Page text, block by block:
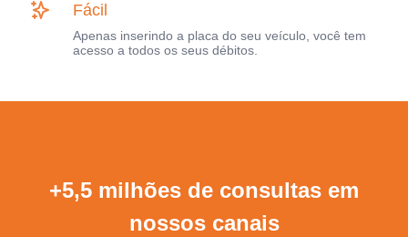
Fácil
Apenas inserindo a placa do seu veículo, você tem
acesso a todos os seus débitos.
+5,5 milhões de consultas em
nossos canais